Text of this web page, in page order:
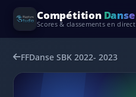
Compétition Danse
Scores & classements en direct
FFDanse SBK 2022- 2023